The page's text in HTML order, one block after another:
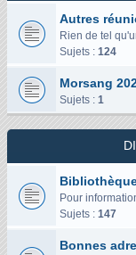
Autres
Rien de tel
Sujets : 124
Morsang
Sujets : 1
Pour
Sujets : 147
Bonnes